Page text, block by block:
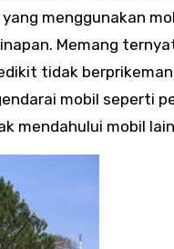
menggunakan
Memang
tidak
mobil seperti
mendahului mobil